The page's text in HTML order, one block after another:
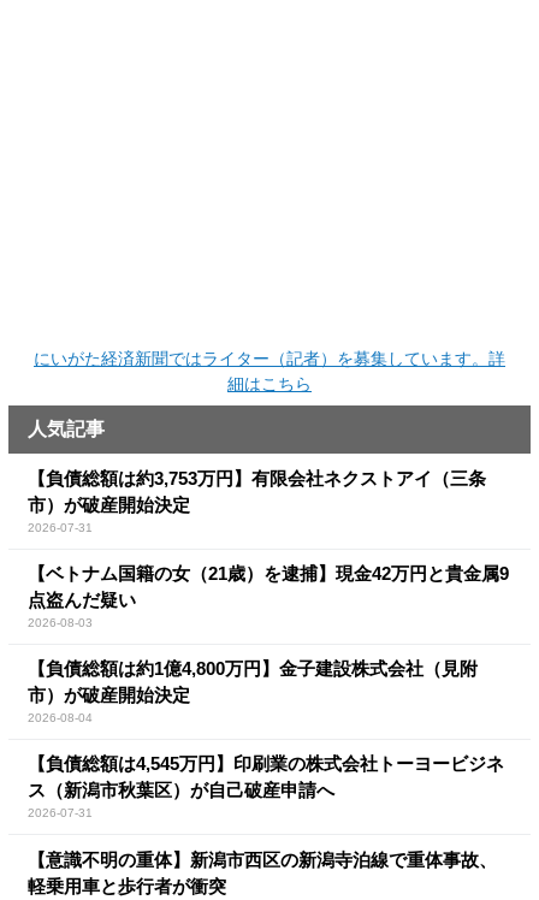
にいがた経済新聞ではライター（記者）を募集しています。詳
細はこちら
人気記事
【負債総額は約3,753万円】有限会社ネクストアイ（三条
市）が破産開始決定
2026-07-31
【ベトナム国籍の女（21歳）を逮捕】現金42万円と貴金属9
点盗んだ疑い
2026-08-03
【負債総額は約1億4,800万円】金子建設株式会社（見附
市）が破産開始決定
2026-08-04
【負債総額は4,545万円】印刷業の株式会社トーヨービジネ
ス（新潟市秋葉区）が自己破産申請へ
2026-07-31
【意識不明の重体】新潟市西区の新潟寺泊線で重体事故、
軽乗用車と歩行者が衝突